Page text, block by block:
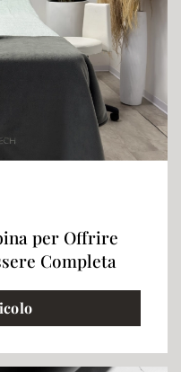
per Offrire
Completa